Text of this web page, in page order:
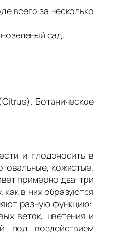
всего за несколько
сад.
Ботаническое
и плодоносить в
овальные, кожистые,
примерно два-три
как в них образуются
разную функцию:
веток, цветения и
под воздействием